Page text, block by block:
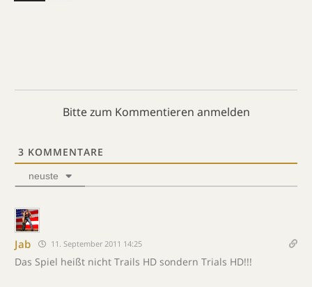
Bitte zum Kommentieren anmelden
3 KOMMENTARE
neuste
Jab 11. September 2011 14:25
Das Spiel heißt nicht Trails HD sondern Trials HD!!!